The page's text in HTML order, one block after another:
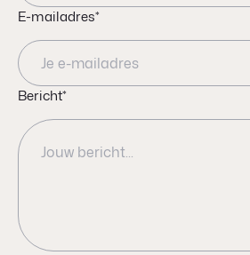
E-mailadres*
Bericht*